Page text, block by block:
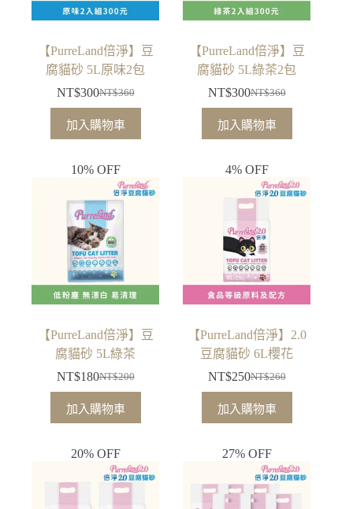
【PurreLand倍淨】豆
腐貓砂 5L原味2包
NT$360
始
價
NT$360。
NT$300
前
價
NT$300。
加入購物車
【PurreLand倍淨】豆
腐貓砂 5L綠茶2包
NT$360
始
價
NT$360。
NT$300
前
價
NT$300。
加入購物車
10% OFF
【PurreLand倍淨】豆
腐貓砂 5L綠茶
NT$200
始
價
NT$200。
NT$180
前
價
NT$180。
加入購物車
4% OFF
【PurreLand倍淨】2.0
豆腐貓砂 6L櫻花
NT$260
始
價
NT$260。
NT$250
前
價
NT$250。
加入購物車
20% OFF 27% OFF